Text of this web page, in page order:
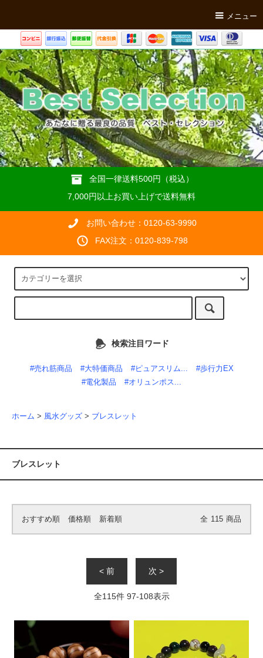
メニュー
全国一律送料500円（税込）
7,000円以上お買い上げで送料無料
お問い合わせ：0120-63-9990
FAX注文：0120-839-798
検索注目ワード
#売れ筋商品 #大特価商品 #ピュアスリム...
#歩行力EX
#電化製品
#オリュンポス...
ホーム > 風水グッズ > ブレスレット
ブレスレット
おすすめ順 価格順 新着順 全 115 商品
< 前 次 >
全115件 97-108表示